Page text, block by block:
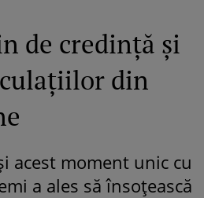
de credință și
din
acest moment unic cu
a ales să însoțească